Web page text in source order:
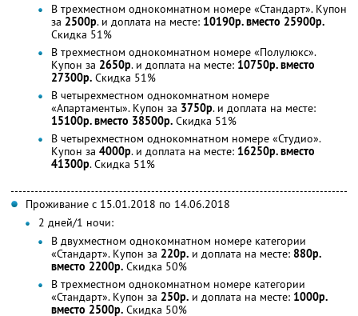
В трехместном однокомнатном номере «Стандарт». Купон
за 2500р. и доплата на месте: 10190р. вместо 25900р.
Скидка 51%
В трехместном однокомнатном номере «Полулюкс».
Купон за 2650р. и доплата на месте: 10750р. вместо
27300р. Скидка 51%
В четырехместном однокомнатном номере
«Апартаменты». Купон за 3750р. и доплата на месте:
15100р. вместо 38500р. Скидка 51%
В четырехместном однокомнатном номере «Студио».
Купон за 4000р. и доплата на месте: 16250р. вместо
41300р. Скидка 51%
Проживание с 15.01.2018 по 14.06.2018
2 дней/1 ночи:
В двухместном однокомнатном номере категории
«Стандарт». Купон за 220р. и доплата на месте: 880р.
вместо 2200р. Скидка 50%
В трехместном однокомнатном номере категории
«Стандарт». Купон за 250р. и доплата на месте: 1000р.
вместо 2500р. Скидка 50%